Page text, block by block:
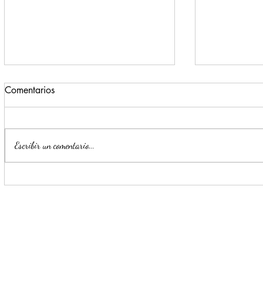
Impulsa Mijes 'Modo
Para
Comentarios
Escribir un comentario...